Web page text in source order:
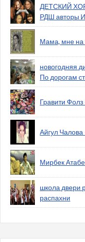
ДЕТСКИЙ
РДШ авторы
Мама, мне на
новогодняя
По дорогам
Гравити Фолз
Айгул
Мирбек
школа двери
распахни